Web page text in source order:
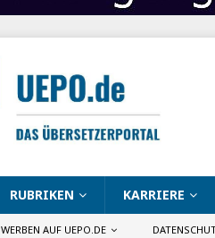
RUBRIKEN KARRIERE
WERBEN AUF UEPO.DE